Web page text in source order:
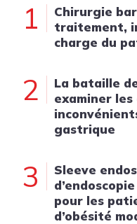
1
Chirurgie
traitement,
charge du
2
La bataille
examiner
gastrique
3
Sleeve
pour les
d’obésité